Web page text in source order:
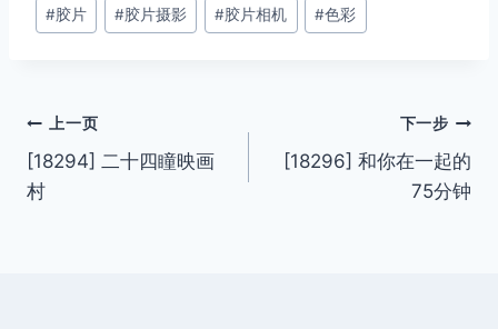
标
#胶片 #胶片摄影 #胶片相机 #色彩
文
章
上一页
[18294] 二十四瞳映画
村
下一步
[18296] 和你在一起的
75分钟